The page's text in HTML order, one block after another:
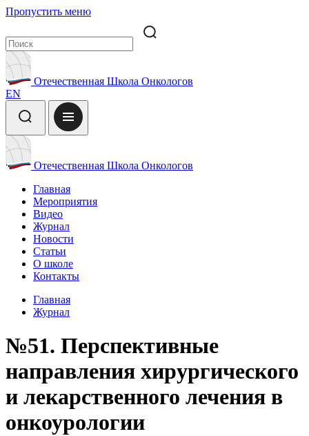
Пропустить меню
Отечественная Школа Онкологов
EN
Отечественная Школа Онкологов
Главная
Мероприятия
Видео
Журнал
Новости
Статьи
О школе
Контакты
Главная
Журнал
№51. Перспективные
направления хирургического
и лекарственного лечения в
онкоурологии